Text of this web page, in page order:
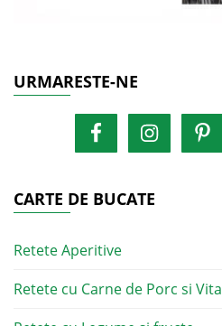
URMARESTE-NE
CARTE DE BUCATE
Retete Aperitive
Retete cu Carne de Porc si Vita